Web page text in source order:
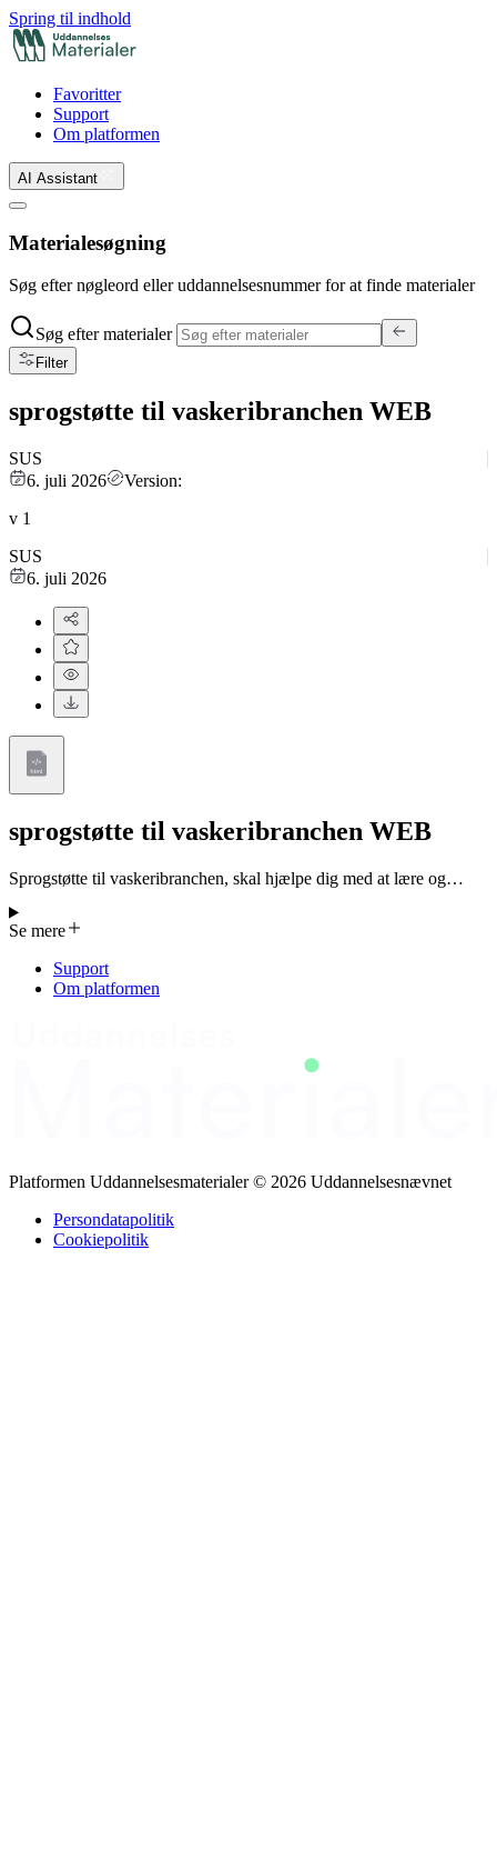
Spring til indhold
Favoritter
Support
Om platformen
AI Assistant
Materialesøgning
Søg efter nøgleord eller uddannelsesnummer for at finde materialer
Søg efter materialer
Filter
sprogstøtte til vaskeribranchen WEB
SUS
6. juli 2026
Version:
v 1
SUS
6. juli 2026
sprogstøtte til vaskeribranchen WEB
Sprogstøtte til vaskeribranchen, skal hjælpe dig med at lære og
deltagermateriale, med fokus på at styrke forståelse af faglige udtryk
i branchen Materialet kan tilgås på computer, IPad eller
mobiltelefon, Kurset er delt i 2, en ordbogsdel og en del med
sprogtræning. I ordbogsdelen kan du finde forklaringer til ord, du vil
møde i hverdagen på vaskeriet I sprogtræningsdelen kan du arbejde
kurset igen, slå ord op du ikke kan huske hvad betyder, eller
hvordan du siger dette. Kurset gør din hverdag i vaskeriet lettere.
Se mere
Support
Om platformen
Platformen Uddannelsesmaterialer © 2026 Uddannelsesnævnet
Persondatapolitik
Cookiepolitik